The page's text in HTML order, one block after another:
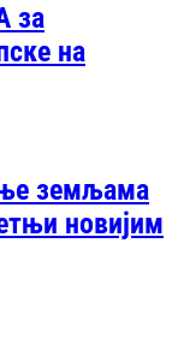
за
на
земљама
новијим